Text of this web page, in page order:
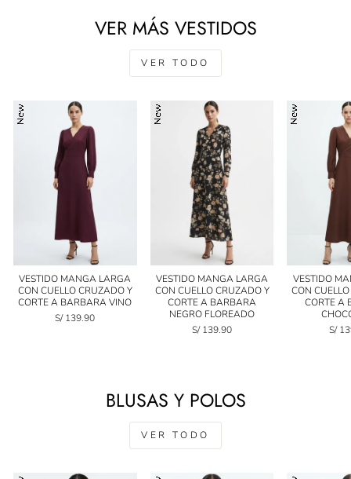
VER MÁS VESTIDOS
VER TODO
VESTIDO MANGA LARGA
CON CUELLO CRUZADO Y
CORTE A BARBARA VINO
S/ 139.90
VESTIDO MANGA LARGA
CON CUELLO CRUZADO Y
CORTE A BARBARA
NEGRO FLOREADO
S/ 139.90
VESTIDO
CON
CORTE A
S/
BLUSAS Y POLOS
VER TODO